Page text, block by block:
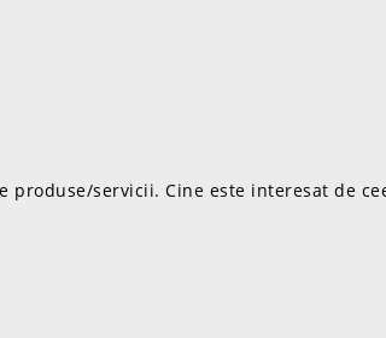
produse/servicii. Cine este interesat